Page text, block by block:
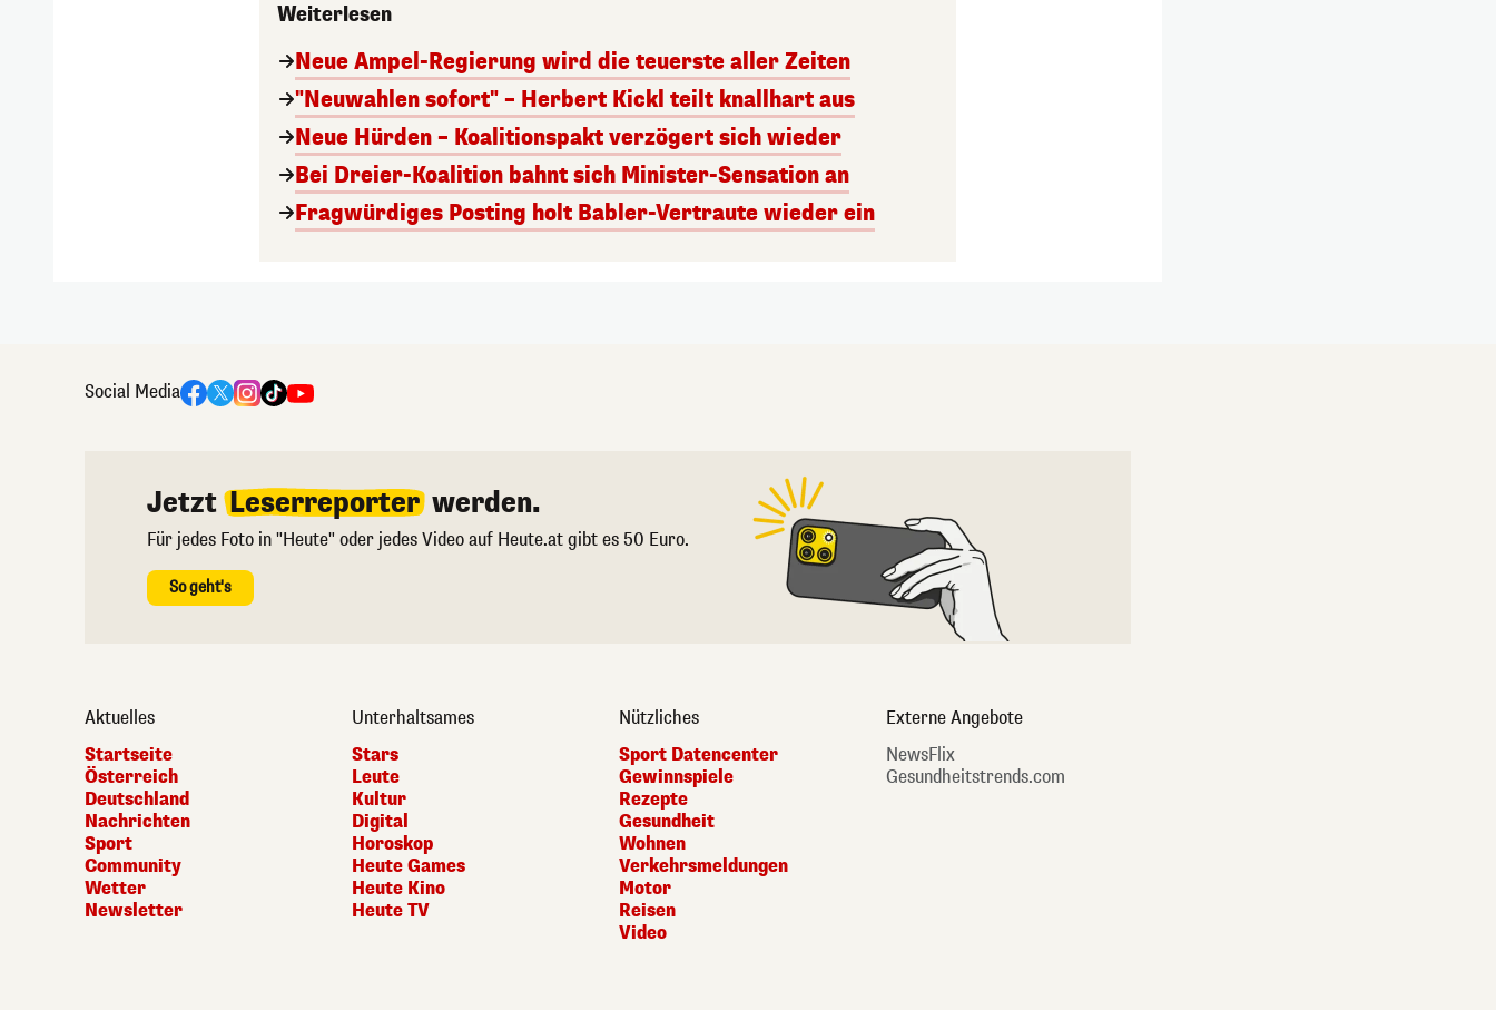
Weiterlesen
Neue Ampel-Regierung wird die teuerste aller Zeiten
"Neuwahlen sofort" – Herbert Kickl teilt knallhart aus
Neue Hürden – Koalitionspakt verzögert sich wieder
Bei Dreier-Koalition bahnt sich Minister-Sensation an
Fragwürdiges Posting holt Babler-Vertraute wieder ein
Social Media
Jetzt Leserreporter werden.
Für jedes Foto in "Heute" oder jedes Video auf Heute.at gibt es 50 Euro.
So geht's
Aktuelles
Startseite
Österreich
Deutschland
Nachrichten
Sport
Community
Wetter
Newsletter
Unterhaltsames
Stars
Leute
Kultur
Digital
Horoskop
Heute Games
Heute Kino
Heute TV
Nützliches
Sport Datencenter
Gewinnspiele
Rezepte
Gesundheit
Wohnen
Verkehrsmeldungen
Motor
Reisen
Video
Externe Angebote
NewsFlix
Gesundheitstrends.com